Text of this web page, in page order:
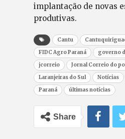
implantação de novas
produtivas.
Cantu
FIDC Agro Paraná
governo
jcorreio
Jornal Correio do
Laranjeiras do Sul
Notícias
Paraná
últimas notícias
Share